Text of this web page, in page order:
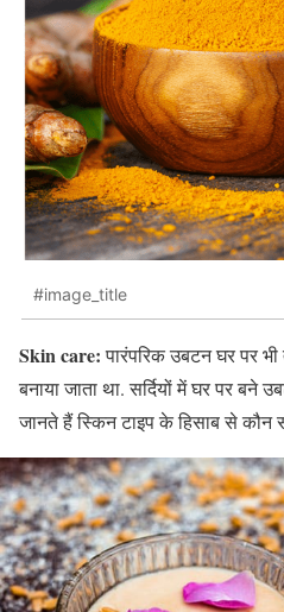
#image_title
Skin care:पारंपरिक उबटन घर पर
बनाया जाता था. सर्दियों में घर पर
जानते हैं स्किन टाइप के हिसाब से